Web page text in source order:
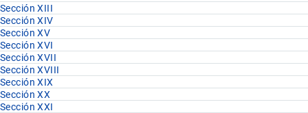
Sección XIII
Sección XIV
Sección XV
Sección XVI
Sección XVII
Sección XVIII
Sección XIX
Sección XX
Sección XXI